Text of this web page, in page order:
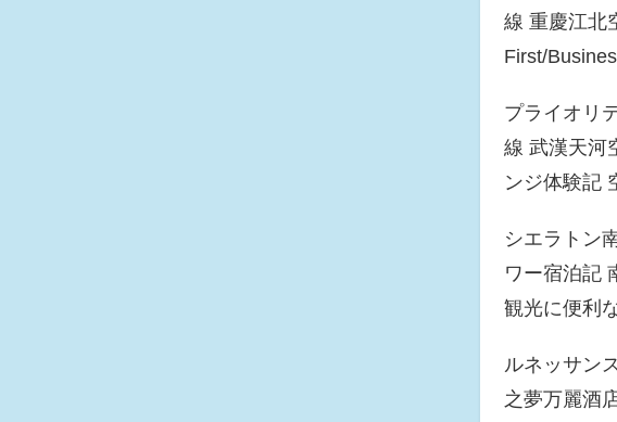
線 重慶江北
First/
プライオリ
線 武漢天河
ンジ体験記
シエラトン
ワー宿泊記
観光に便利
ルネッサン
之夢万麗酒